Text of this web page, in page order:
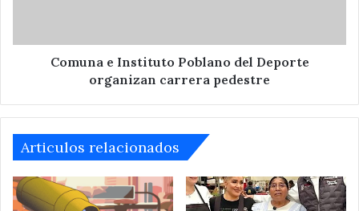
pedestre
Comuna e Instituto Poblano del Deporte
organizan carrera pedestre
Articulos relacionados